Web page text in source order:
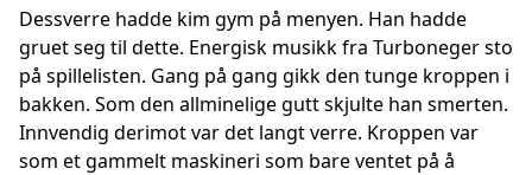
Dessverre hadde kim gym på menyen. Han hadde
gruet seg til dette. Energisk musikk fra Turboneger sto
på spillelisten. Gang på gang gikk den tunge kroppen i
bakken. Som den allminelige gutt skjulte han smerten.
Innvendig derimot var det langt verre. Kroppen var
som et gammelt maskineri som bare ventet på å